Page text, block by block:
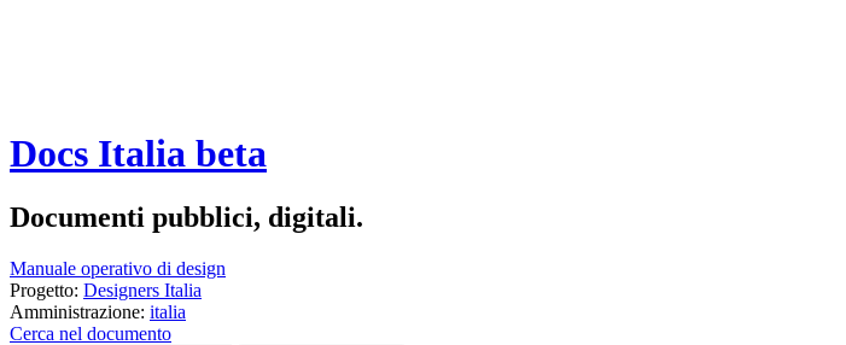
Docs Italia beta
Documenti pubblici, digitali.
Manuale operativo di design
Progetto: Designers Italia
Amministrazione: italia
Cerca nel documento